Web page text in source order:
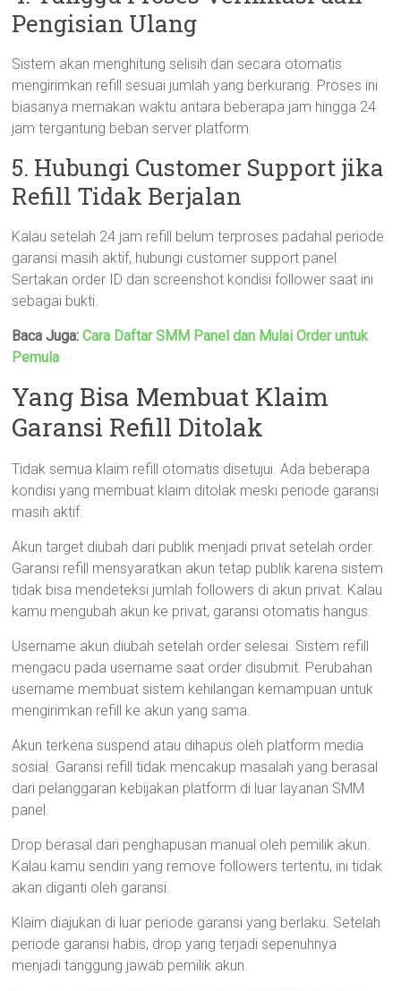
Pengisian Ulang
Sistem akan menghitung selisih dan secara otomatis
mengirimkan refill sesuai jumlah yang berkurang. Proses ini
biasanya memakan waktu antara beberapa jam hingga 24
jam tergantung beban server platform.
5. Hubungi Customer Support jika
Refill Tidak Berjalan
Kalau setelah 24 jam refill belum terproses padahal periode
garansi masih aktif, hubungi customer support panel.
Sertakan order ID dan screenshot kondisi follower saat ini
sebagai bukti.
Baca Juga:Cara Daftar SMM Panel dan Mulai Order untuk
Pemula
Yang Bisa Membuat Klaim
Garansi Refill Ditolak
Tidak semua klaim refill otomatis disetujui. Ada beberapa
kondisi yang membuat klaim ditolak meski periode garansi
masih aktif.
Akun target diubah dari publik menjadi privat setelah order.
Garansi refill mensyaratkan akun tetap publik karena sistem
tidak bisa mendeteksi jumlah followers di akun privat. Kalau
kamu mengubah akun ke privat, garansi otomatis hangus.
Username akun diubah setelah order selesai. Sistem refill
mengacu pada username saat order disubmit. Perubahan
username membuat sistem kehilangan kemampuan untuk
mengirimkan refill ke akun yang sama.
Akun terkena suspend atau dihapus oleh platform media
sosial. Garansi refill tidak mencakup masalah yang berasal
dari pelanggaran kebijakan platform di luar layanan SMM
panel.
Drop berasal dari penghapusan manual oleh pemilik akun.
Kalau kamu sendiri yang remove followers tertentu, ini tidak
akan diganti oleh garansi.
Klaim diajukan di luar periode garansi yang berlaku. Setelah
periode garansi habis, drop yang terjadi sepenuhnya
menjadi tanggung jawab pemilik akun.